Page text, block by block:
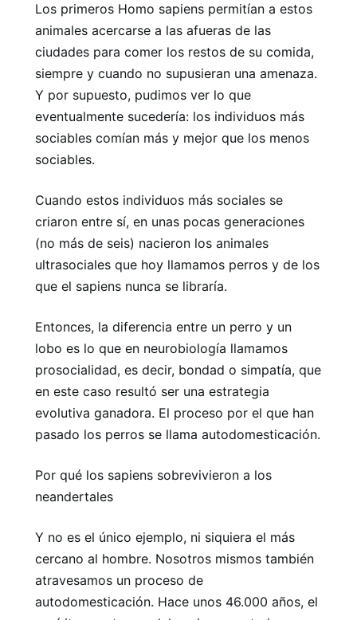
Los primeros Homo sapiens permitían a estos
animales acercarse a las afueras de las
ciudades para comer los restos de su comida,
siempre y cuando no supusieran una amenaza.
Y por supuesto, pudimos ver lo que
eventualmente sucedería: los individuos más
sociables comían más y mejor que los menos
sociables.
Cuando estos individuos más sociales se
criaron entre sí, en unas pocas generaciones
(no más de seis) nacieron los animales
ultrasociales que hoy llamamos perros y de los
que el sapiens nunca se libraría.
Entonces, la diferencia entre un perro y un
lobo es lo que en neurobiología llamamos
prosocialidad, es decir, bondad o simpatía, que
en este caso resultó ser una estrategia
evolutiva ganadora. El proceso por el que han
pasado los perros se llama autodomesticación.
Por qué los sapiens sobrevivieron a los
neandertales
Y no es el único ejemplo, ni siquiera el más
cercano al hombre. Nosotros mismos también
atravesamos un proceso de
autodomesticación. Hace unos 46.000 años, el